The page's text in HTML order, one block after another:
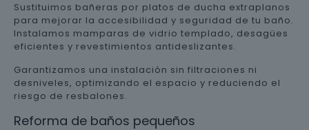
Sustituimos bañeras por platos de ducha extraplanos
para mejorar la accesibilidad y seguridad de tu baño.
Instalamos mamparas de vidrio templado, desagües
eficientes y revestimientos antideslizantes.
Garantizamos una instalación sin filtraciones ni
desniveles, optimizando el espacio y reduciendo el
riesgo de resbalones.
Reforma de baños pequeños